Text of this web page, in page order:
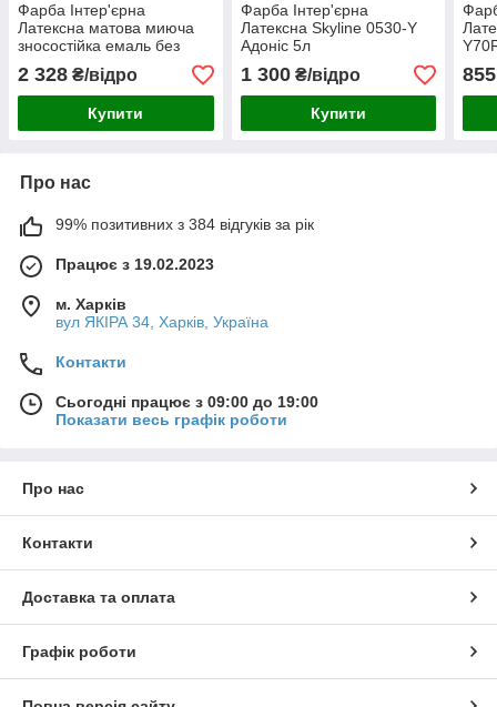
Фарба Інтер'єрна
Латексна матова миюча
зносостійка емаль без
запаху для стін і стель
Skyline Йогурт 10 л
2 328 ₴/відро
Купити
Фарба Інтер'єрна
Латексна Skyline 0530-Y
Адоніс 5л
1 300₴/відро
Купити
855
Про нас
99% позитивних з 384 відгуків за рік
Працює з 19.02.2023
м. Харків
вул ЯКІРА 34, Харків, Україна
Контакти
Сьогодні працює з 09:00 до 19:00
Показати весь графік роботи
Про нас
Контакти
Доставка та оплата
Графік роботи